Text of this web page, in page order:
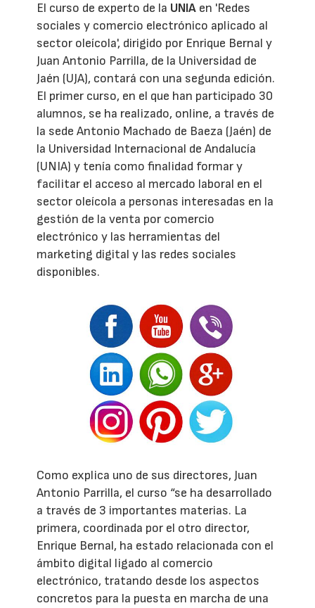
El curso de experto de la UNIA en 'Redes
sociales y comercio electrónico aplicado al
sector oleícola', dirigido por Enrique Bernal y
Juan Antonio Parrilla, de la Universidad de
Jaén (UJA), contará con una segunda edición.
El primer curso, en el que han participado 30
alumnos, se ha realizado, online, a través de
la sede Antonio Machado de Baeza (Jaén) de
la Universidad Internacional de Andalucía
(UNIA) y tenía como finalidad formar y
facilitar el acceso al mercado laboral en el
sector oleícola a personas interesadas en la
gestión de la venta por comercio
electrónico y las herramientas del
marketing digital y las redes sociales
disponibles.
Como explica uno de sus directores, Juan
Antonio Parrilla, el curso “se ha desarrollado
a través de 3 importantes materias. La
primera, coordinada por el otro director,
Enrique Bernal, ha estado relacionada con el
ámbito digital ligado al comercio
electrónico, tratando desde los aspectos
concretos para la puesta en marcha de una